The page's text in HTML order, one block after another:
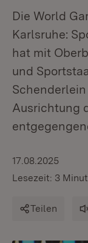
Die World
Karlsruhe:
hat mit
und
Ausrichtung
17.08.2025
Lesezeit: 3
Teilen